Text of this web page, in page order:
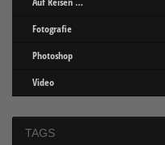
Fotografie
Photoshop
Video
TAGS